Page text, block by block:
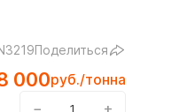
Поделиться
000руб./тонна
− +